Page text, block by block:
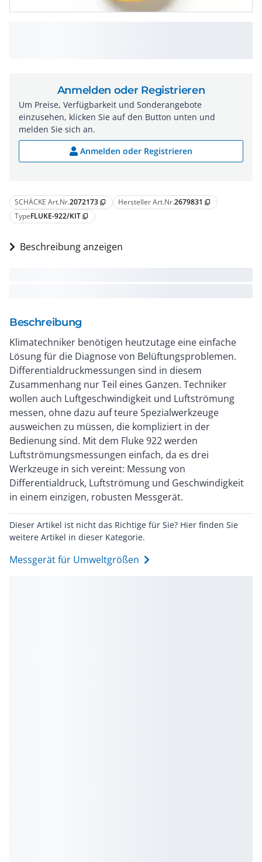
SCHÄCKE Art.Nr.2072173 content_copy Hersteller Art.Nr.2679831 content_copy
TypeFLUKE-922/KIT content_copy
Beschreibung anzeigen
Beschreibung
Klimatechniker benötigen heutzutage eine einfache
Lösung für die Diagnose von Belüftungsproblemen.
Differentialdruckmessungen sind in diesem
Zusammenhang nur Teil eines Ganzen. Techniker
wollen auch Luftgeschwindigkeit und Luftströmung
messen, ohne dazu auf teure Spezialwerkzeuge
ausweichen zu müssen, die kompliziert in der
Bedienung sind. Mit dem Fluke 922 werden
Luftströmungsmessungen einfach, da es drei
Werkzeuge in sich vereint: Messung von
Differentialdruck, Luftströmung und Geschwindigkeit
in einem einzigen, robusten Messgerät.
Dieser Artikel ist nicht das Richtige für Sie? Hier finden Sie
weitere Artikel in dieser Kategorie.
Messgerät für Umweltgrößen
Anmelden oder Registrieren
Um Preise, Verfügbarkeit und Sonderangebote
einzusehen, klicken Sie auf den Button unten und
melden Sie sich an.
Anmelden oder Registrieren